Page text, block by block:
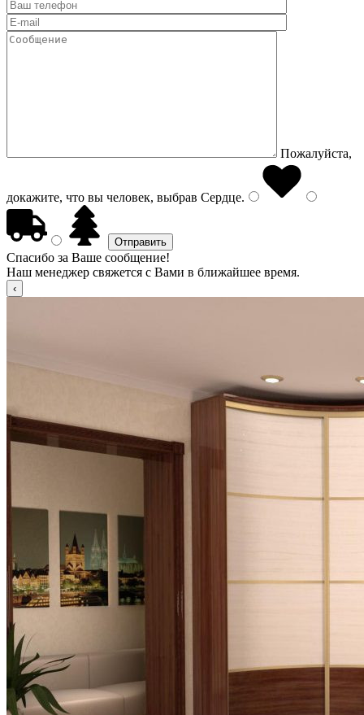
Пожалуйста,
докажите, что вы человек, выбрав Сердце.
Спасибо за Ваше сообщение!
Наш менеджер свяжется с Вами в ближайшее время.